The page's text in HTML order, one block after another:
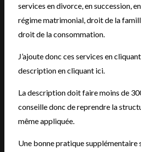
services en divorce, en succession,
régime matrimonial, droit de la
droit de la consommation.
J’ajoute donc ces services en
description en cliquant ici.
La description doit faire moins de
conseille donc de reprendre la
même appliquée.
Une bonne pratique supplémentaire